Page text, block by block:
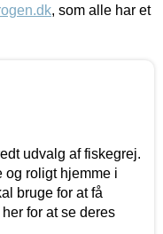
, som alle har et
udvalg af fiskegrej.
roligt hjemme i
bruge for at få
for at se deres